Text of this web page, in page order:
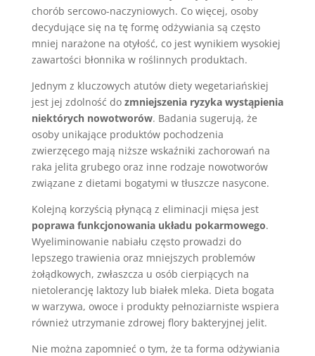
chorób sercowo-naczyniowych. Co więcej, osoby
decydujące się na tę formę odżywiania są często
mniej narażone na otyłość, co jest wynikiem wysokiej
zawartości błonnika w roślinnych produktach.
Jednym z kluczowych atutów diety wegetariańskiej
jest jej zdolność do zmniejszenia ryzyka wystąpienia
niektórych nowotworów. Badania sugerują, że
osoby unikające produktów pochodzenia
zwierzęcego mają niższe wskaźniki zachorowań na
raka jelita grubego oraz inne rodzaje nowotworów
związane z dietami bogatymi w tłuszcze nasycone.
Kolejną korzyścią płynącą z eliminacji mięsa jest
poprawa funkcjonowania układu pokarmowego.
Wyeliminowanie nabiału często prowadzi do
lepszego trawienia oraz mniejszych problemów
żołądkowych, zwłaszcza u osób cierpiących na
nietolerancję laktozy lub białek mleka. Dieta bogata
w warzywa, owoce i produkty pełnoziarniste wspiera
również utrzymanie zdrowej flory bakteryjnej jelit.
Nie można zapomnieć o tym, że ta forma odżywiania